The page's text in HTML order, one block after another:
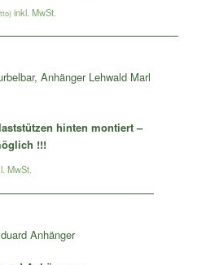
hinten montiert –
!!!